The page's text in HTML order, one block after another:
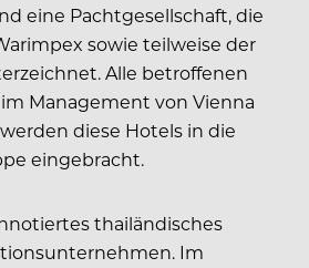
eine Pachtgesellschaft, die
sowie teilweise der
Alle betroffenen
Management von Vienna
diese Hotels in die
eingebracht.
thailändisches
Im